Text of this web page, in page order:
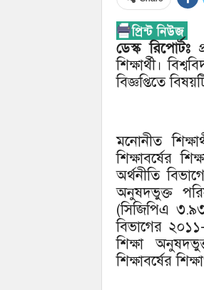
ডেস্ক রিপোর্টঃ
শিক্ষার্থী।
বিজ্ঞপ্তিতে
মনোনীত
শিক্ষাবর্ষের
অর্থনীতি
অনুষদভুক্ত
(সিজিপিএ
বিভাগের
শিক্ষা
শিক্ষাবর্ষের